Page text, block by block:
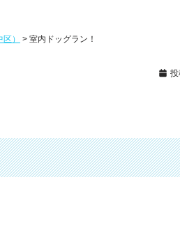
） > 室内ドッグラン！